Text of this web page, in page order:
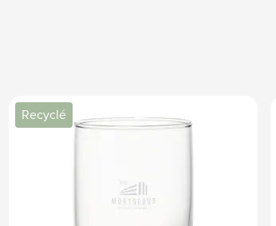
Recyclé